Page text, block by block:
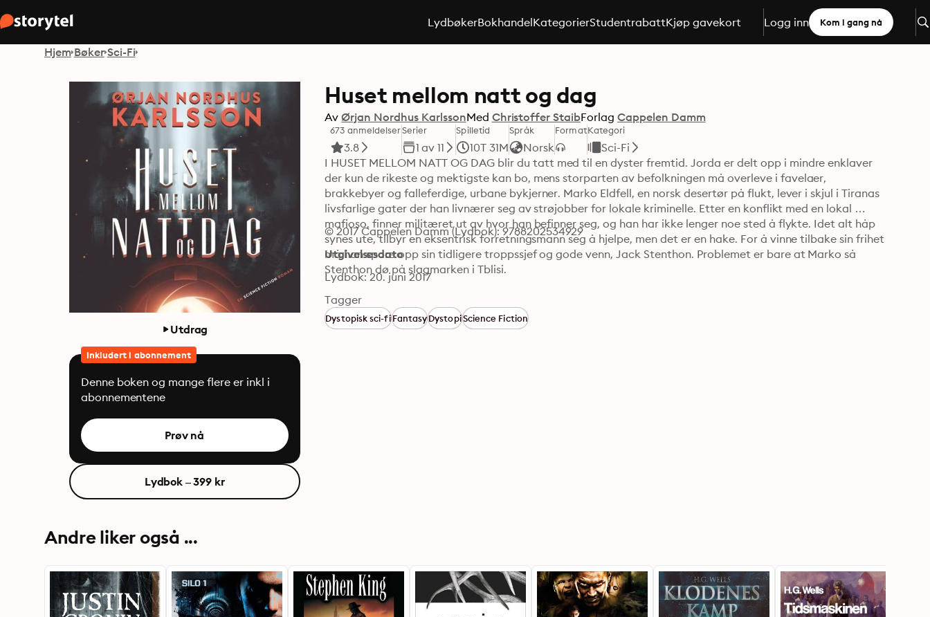
LydbøkerBokhandelKategorierStudentrabattKjøp gavekort Logg inn Kom i gang nå
Hjem Bøker Sci-Fi
Utdrag
Inkludert i abonnement
Denne boken og mange flere er inkl i
abonnementene
Prøv nå
Lydbok – 399 kr
Huset mellom natt og dag
Av Ørjan Nordhus KarlssonMed Christoffer StaibForlag Cappelen Damm
673 anmeldelser
3.8
Serier
1 av 11
Spilletid
10T 31M
Språk
Norsk
FormatKategori
Sci-Fi
I HUSET MELLOM NATT OG DAG blir du tatt med til en dyster fremtid. Jorda er delt opp i mindre enklaver
der kun de rikeste og mektigste kan bo, mens storparten av befolkningen må overleve i favelaer,
brakkebyer og falleferdige, urbane bykjerner. Marko Eldfell, en norsk desertør på flukt, lever i skjul i Tiranas
livsfarlige gater der han livnærer seg av strøjobber for lokale kriminelle. Etter en konflikt med en lokal
mafioso, finner militæret ut av hvor han befinner seg, og han har ikke lenger noe sted å flykte. Idet alt håp
synes ute, tilbyr en eksentrisk forretningsmann seg å hjelpe, men det er en hake. For å vinne tilbake sin frihet
må han spore opp sin tidligere troppssjef og gode venn, Jack Stenthon. Problemet er bare at Marko så
Stenthon dø på slagmarken i Tblisi.
© 2017 Cappelen Damm (Lydbok): 9788202534929
Utgivelsesdato
Lydbok: 20. juni 2017
Tagger
Dystopisk sci-fiFantasyDystopiScience Fiction
Andre liker også ...